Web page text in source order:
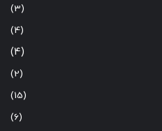
(3)
(4)
(4)
(2)
(15)
(6)